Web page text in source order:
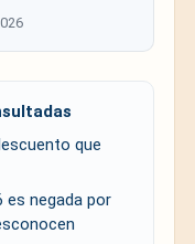
que
es negada por